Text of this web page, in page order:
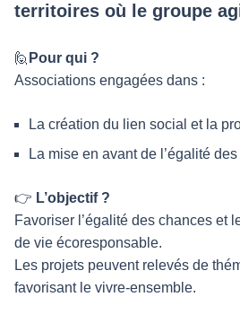
territoires où le groupe
🙋 Pour qui ?
Associations engagées dans :
La création du lien social et la
La mise en avant de l’égalité
👉 L’objectif ?
Favoriser l’égalité des chances et
de vie écoresponsable.
Les projets peuvent relevés de
favorisant le vivre-ensemble.